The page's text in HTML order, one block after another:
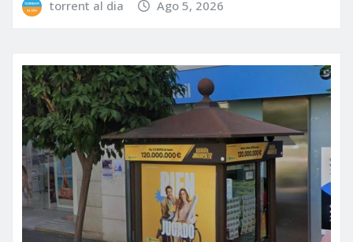
torrent al dia Ago 5, 2026